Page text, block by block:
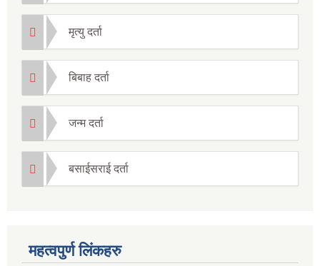
मृत्यु दर्ता
बिबाह दर्ता
जन्म दर्ता
बसाईसराई दर्ता
महत्वपुर्ण लिंकहरु